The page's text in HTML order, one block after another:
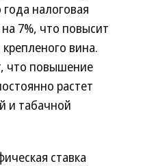
налоговая
7%, что повысит
вина.
что повышение
растет
и табачной
ставка